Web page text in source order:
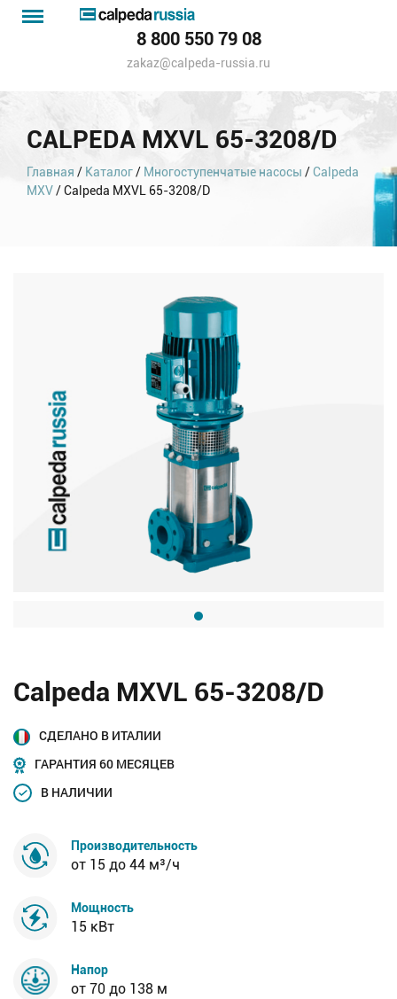
насосов
Menu
8 800 550 79 08
zakaz@calpeda-russia.ru
CALPEDA MXVL 65-3208/D
Главная / Каталог/ Многоступенчатые насосы /Calpeda
MXV/ Calpeda MXVL 65-3208/D
Calpeda MXVL 65-3208/D
СДЕЛАНО В ИТАЛИИ
ГАРАНТИЯ 60 МЕСЯЦЕВ
В НАЛИЧИИ
Производительность
от 15 до 44 м³/ч
Мощность
15 кВт
Напор
от 70 до 138 м